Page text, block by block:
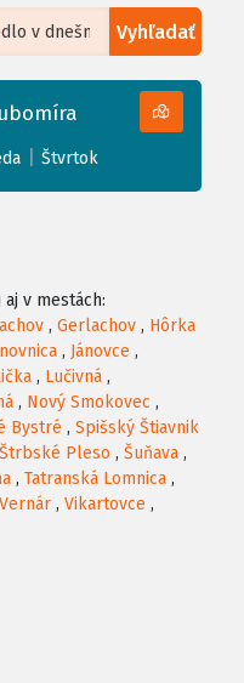
Vyhľadať
ofHumanitarian OpenStreetMap
Štvrtok
v mestách:
, Gerlachov , Hôrka
, Jánovce ,
, Lučivná ,
, Nový Smokovec ,
Bystré , Spišský Štiavnik
Štrbské Pleso , Šuňava ,
, Tatranská Lomnica ,
Vernár , Vikartovce ,